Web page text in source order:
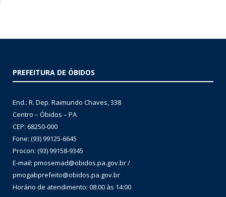
PREFEITURA DE ÓBIDOS
End.: R. Dep. Raimundo Chaves, 338
Centro – Óbidos – PA
CEP: 68250-000
Fone: (93) 99125-6645
Procon: (93) 99158-9345
E-mail: pmosemad@obidos.pa.gov.br /
pmogabprefeito@obidos.pa.gov.br
Horário de atendimento: 08:00 às 14:00